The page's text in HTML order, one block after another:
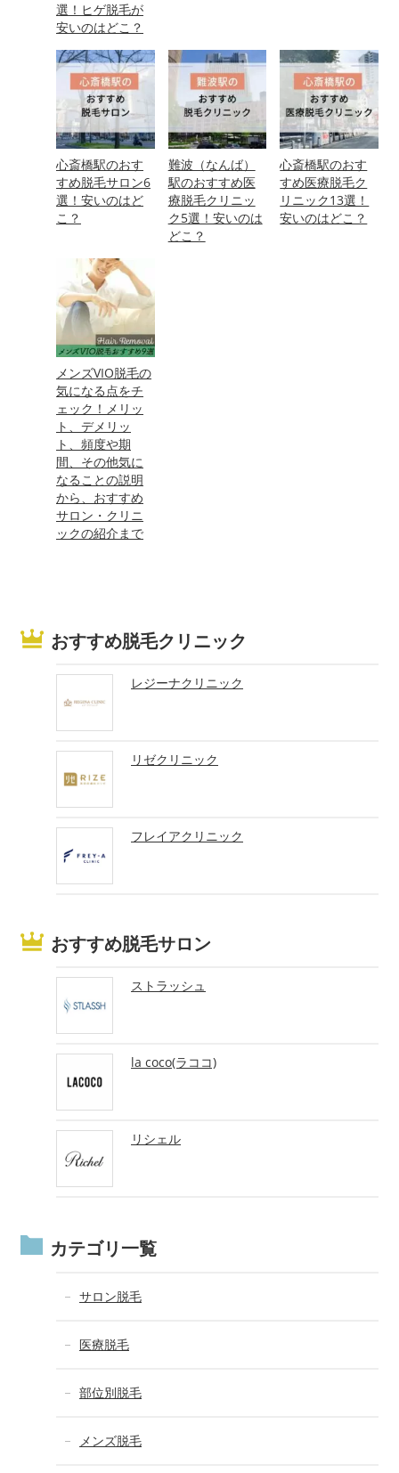
選！ヒゲ脱毛が
安いのはどこ？
心斎橋駅のおす
すめ脱毛サロン6
選！安いのはど
こ？
難波（なんば）
駅のおすすめ医
療脱毛クリニッ
ク5選！安いのは
どこ？
心斎橋駅のおす
すめ医療脱毛ク
リニック13選！
安いのはどこ？
メンズVIO脱毛の
気になる点をチ
ェック！メリッ
ト、デメリッ
ト、頻度や期
間、その他気に
なることの説明
から、おすすめ
サロン・クリニ
ックの紹介まで
おすすめ脱毛クリニック
レジーナクリニック
リゼクリニック
フレイアクリニック
おすすめ脱毛サロン
ストラッシュ
la coco(ラココ)
リシェル
カテゴリ一覧
サロン脱毛
医療脱毛
部位別脱毛
メンズ脱毛